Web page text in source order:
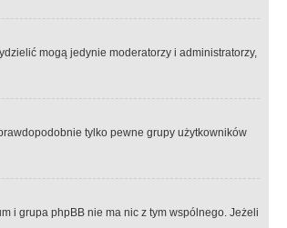
mogą jedynie moderatorzy i administratorzy,
tylko pewne grupy użytkowników
i grupa phpBB nie ma nic z tym wspólnego. Jeżeli